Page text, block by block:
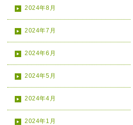
2024年8月
2024年7月
2024年6月
2024年5月
2024年4月
2024年1月